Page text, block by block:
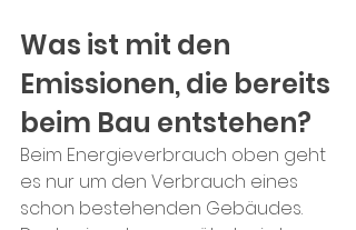
Was ist mit den
Emissionen, die bereits
beim Bau entstehen?
Beim Energieverbrauch oben geht
es nur um den Verbrauch eines
schon bestehenden Gebäudes.